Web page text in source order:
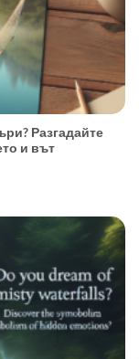
Разгадайте
и вът